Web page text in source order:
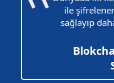
ile
sağlayıp